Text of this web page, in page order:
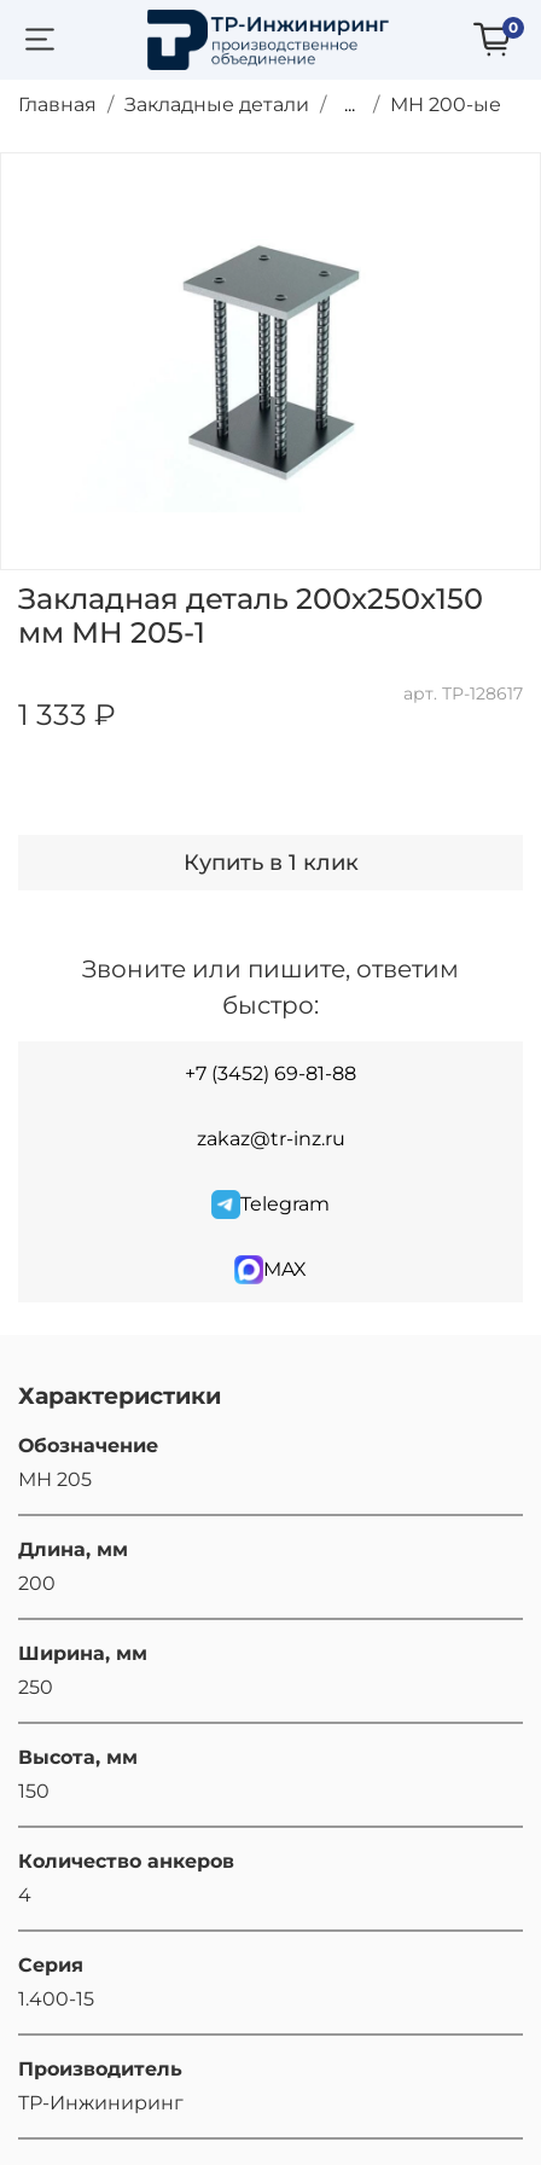
0
Главная Закладные детали ... МН 200-ые
арт. ТР-128617
Закладная деталь 200х250х150
мм МН 205-1
1 333 ₽
Купить в 1 клик
Звоните или пишите, ответим
быстро:
+7 (3452) 69-81-88
zakaz@tr-inz.ru
Telegram
MAX
Характеристики
Обозначение
МН 205
Длина, мм
200
Ширина, мм
250
Высота, мм
150
Количество анкеров
4
Серия
1.400-15
Производитель
ТР-Инжиниринг